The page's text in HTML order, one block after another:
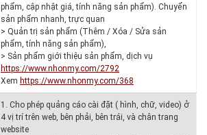
phẩm, cập nhật giá, tính năng sản phẩm). Chuyển
sản phẩm nhanh, trực quan
> Quản trị sản phẩm (Thêm / Xóa / Sửa sản
phẩm, tính năng sản phẩm),
> Sản phẩm giới thiệu sản phẩm, dịch vụ
https://www.nhonmy.com/2792
Xem https://www.nhonmy.com/368
1. Cho phép quảng cáo cài đặt ( hình, chữ, video) ở
4 vị trí trên web, bên phải, bên trái, và chân trang
website